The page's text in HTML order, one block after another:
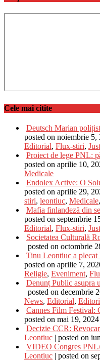
Cele mai citite
Deutsch Marian
posted on noiembrie 5,
Editorial, Flux-stiri,
Proiect de lege PNL:
posted on aprilie 10,
Medicale
Endolex Active: O
posted on aprilie 29,
stiri, leontiuc, Medicale,
Mafia finlandeză din
posted on septembrie
Editorial, Flux-stiri,
Societatea Culturală
| posted on octombrie
Tinu Leontiuc a plecat
posted on aprilie 7,
Religie, Eveniment,
Denunț Public asupra
| posted on decembrie
News, Editorial,
Cannes Film Festival:
posted on mai 19, 2024
Decizie CCR:
Leontiuc | posted on
VIDEO Congres
Leontiuc | posted on